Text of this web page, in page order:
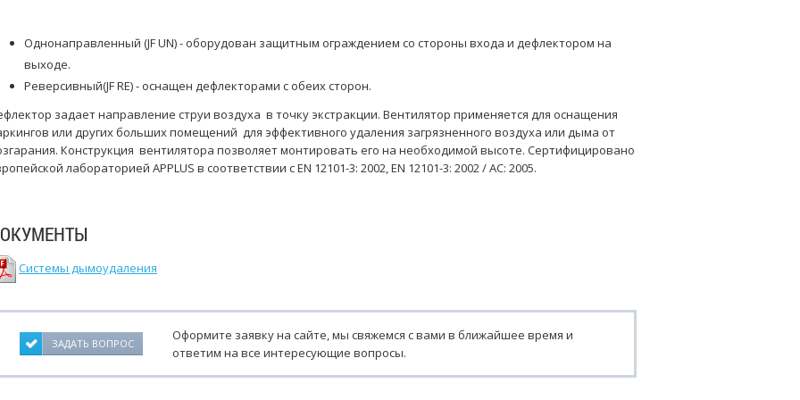
Однонаправленный (JF UN) - оборудован защитным ограждением со стороны входа и дефлектором на
выходе.
Реверсивный(JF RE) - оснащен дефлекторами с обеих сторон.
задает направление струи воздуха в точку экстракции. Вентилятор применяется для оснащения
или других больших помещений для эффективного удаления загрязненного воздуха или дыма от
Конструкция вентилятора позволяет монтировать его на необходимой высоте. Сертифицировано
лабораторией APPLUS в соответствии с EN 12101-3: 2002, EN 12101-3: 2002 / AC: 2005.
Системы дымоудаления
ЗАДАТЬ ВОПРОС
Оформите заявку на сайте, мы свяжемся с вами в ближайшее время и
ответим на все интересующие вопросы.